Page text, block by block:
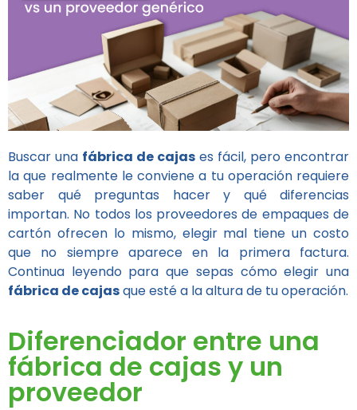
Buscar una fábrica de cajas es fácil, pero encontrar
la que realmente le conviene a tu operación requiere
saber qué preguntas hacer y qué diferencias
importan. No todos los proveedores de empaques de
cartón ofrecen lo mismo, elegir mal tiene un costo
que no siempre aparece en la primera factura.
Continua leyendo para que sepas cómo elegir una
fábrica de cajasque esté a la altura de tu operación.
Diferenciador entre una
fábrica de cajas y un
proveedor